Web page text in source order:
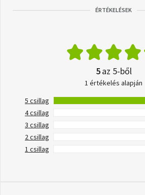
ÉRTÉKELÉSEK
5az 5-ből
1 értékelés alapján
5 csillag
4 csillag
3 csillag
2 csillag
1 csillag